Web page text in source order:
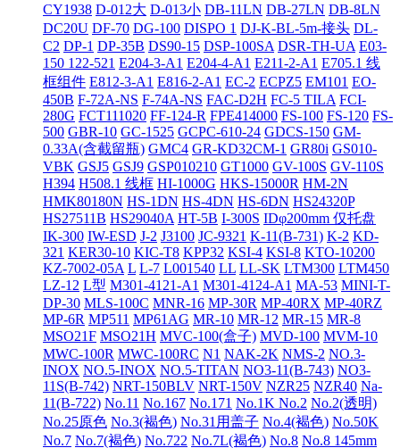
CY1938 D-012大 D-013小 DB-11LN DB-27LN DB-8LN
DC20U DF-70 DG-100 DISPO 1 DJ-K-BL-5m-接头 DL-
C2 DP-1 DP-35B DS90-15 DSP-100SA DSR-TH-UA E03-
150 122-521 E204-3-A1 E204-4-A1 E211-2-A1 E705.1 线
框组件 E812-3-A1 E816-2-A1 EC-2 ECPZ5 EM101 EO-
450B F-72A-NS F-74A-NS FAC-D2H FC-5 TILA FCI-
280G FCT111020 FF-124-R FPE414000 FS-100 FS-120 FS-
500 GBR-10 GC-1525 GCPC-610-24 GDCS-150 GM-
0.33A(含截留瓶) GMC4 GR-KD32CM-1 GR80i GS010-
VBK GSJ5 GSJ9 GSP010210 GT1000 GV-100S GV-110S
H394 H508.1 线框 HI-1000G HKS-15000R HM-2N
HMK80180N HS-1DN HS-4DN HS-6DN HS24320P
HS27511B HS29040A HT-5B I-300S IDφ200mm 仅托盘
IK-300 IW-ESD J-2 J3100 JC-9321 K-11(B-731) K-2 KD-
321 KER30-10 KIC-T8 KPP32 KSI-4 KSI-8 KTO-10200
KZ-7002-05A L L-7 L001540 LL LL-SK LTM300 LTM450
LZ-12 L型 M301-4121-A1 M301-4124-A1 MA-53 MINI-T-
DP-30 MLS-100C MNR-16 MP-30R MP-40RX MP-40RZ
MP-6R MP511 MP61AG MR-10 MR-12 MR-15 MR-8
MSO21F MSO21H MVC-100(盒子) MVD-100 MVM-10
MWC-100R MWC-100RC N1 NAK-2K NMS-2 NO.3-
INOX NO.5-INOX NO.5-TITAN NO3-11(B-743) NO3-
11S(B-742) NRT-150BLV NRT-150V NZR25 NZR40 Na-
11(B-722) No.11 No.167 No.171 No.1K No.2 No.2(透明)
No.25原色 No.3(褐色) No.31用盖子 No.4(褐色) No.50K
No.7 No.7(褐色) No.722 No.7L(褐色) No.8 No.8 145mm